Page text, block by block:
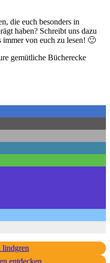
die euch besonders in
haben? Schreibt uns dazu
immer von euch zu lesen! 🙂
gemütliche Bücherecke
lindgren
entdecken